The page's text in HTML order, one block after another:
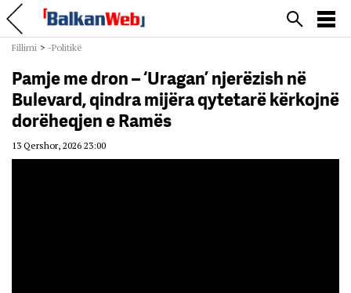
Fillimi > -Politikë
Pamje me dron – ‘Uragan’ njerëzish në
Bulevard, qindra mijëra qytetarë kërkojnë
dorëheqjen e Ramës
13 Qershor, 2026 23:00